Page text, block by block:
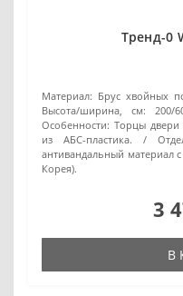
Тренд-0
Материал: Брус хвойных
Высота/ширина, см:
200/
Особенности: Торцы двери
из АБС-пластика.
антивандальный
Корея).
3
В